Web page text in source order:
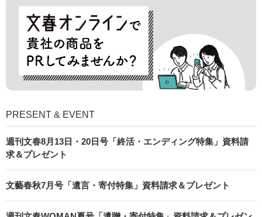
PRESENT & EVENT
週刊文春8月13日・20日号「終活・エンディング特集」資料請
求＆プレゼント
文藝春秋7月号「遺言・寄付特集」資料請求＆プレゼント